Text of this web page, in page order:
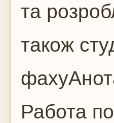
та
також
Работа